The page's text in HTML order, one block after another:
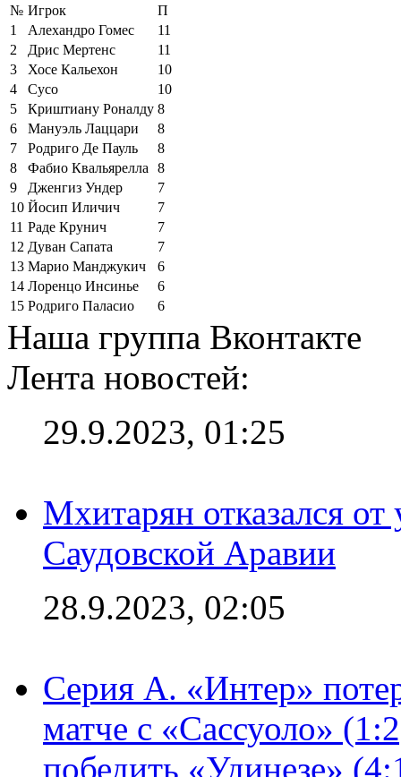
№ Игрок
П
1
Алехандро Гомес
11
2
Дрис Мертенс
11
3
Хосе Кальехон
10
4
Сусо
10
5
Криштиану Роналду 8
6
Мануэль Лаццари
8
7
Родриго Де Пауль
8
8
Фабио Квальярелла
8
9
Дженгиз Ундер
7
10 Йосип Иличич
7
11 Раде Крунич
7
12 Дуван Сапата
7
13 Марио Манджукич
6
14 Лоренцо Инсинье
6
15 Родриго Паласио 6
Наша группа Вконтакте
Лента новостей:
29.9.2023, 01:25
Мхитарян отказался от
Саудовской Аравии
28.9.2023, 02:05
Серия А. «Интер»
матче с «Сассуоло»
победить «Удинезе»